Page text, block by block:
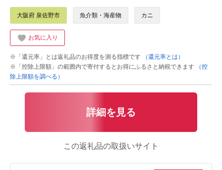
大阪府 泉佐野市 魚介類・海産物 カニ
お気に入り
※「還元率」とは返礼品のお得度を測る指標です
（還元率とは）
※「控除上限額」の範囲内で寄付するとお得にふるさと納税できます
（控
除上限額を調べる）
詳細を見る
この返礼品の取扱いサイト